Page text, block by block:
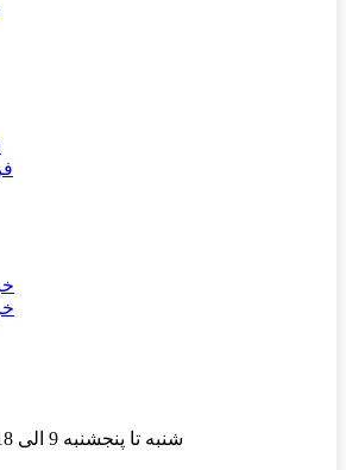
شنبه تا پنجشنبه 9 الی 18 پاسخگوی شما هستیم